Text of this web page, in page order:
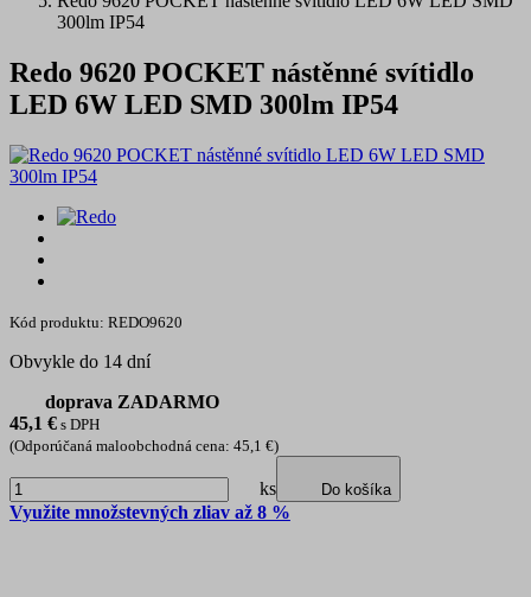
300lm IP54
Redo 9620 POCKET nástěnné svítidlo
LED 6W LED SMD 300lm IP54
Kód produktu: REDO9620
Obvykle do 14 dní
doprava ZADARMO
45,1 € s DPH
(Odporúčaná maloobchodná cena: 45,1 €)
ks Do košíka
Využite množstevných zliav až 8 %